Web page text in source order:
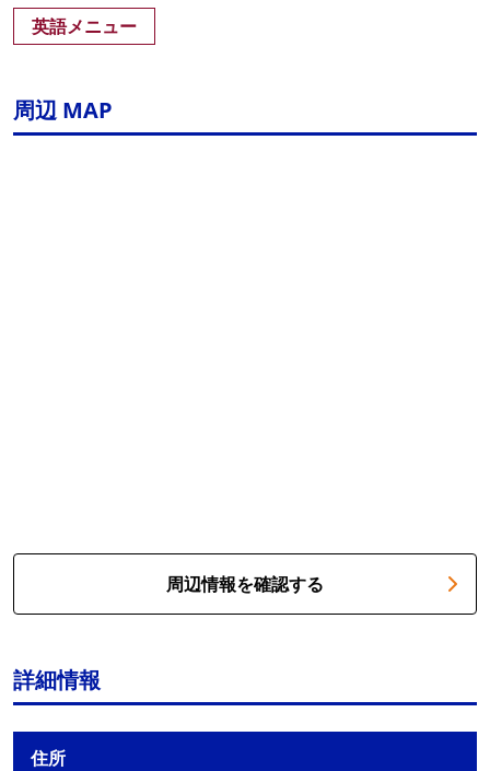
英語メニュー
周辺 MAP
周辺情報を確認する
詳細情報
住所